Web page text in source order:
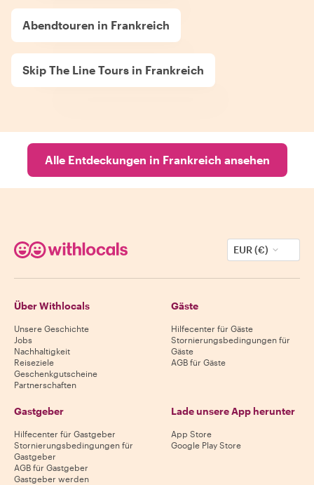
Abendtouren in Frankreich
Skip The Line Tours in Frankreich
Alle Entdeckungen in Frankreich ansehen
EUR (€)
Über Withlocals
Unsere Geschichte
Jobs
Nachhaltigkeit
Reiseziele
Geschenkgutscheine
Partnerschaften
Gäste
Hilfecenter für Gäste
Stornierungsbedingungen für
Gäste
AGB für Gäste
Gastgeber
Hilfecenter für Gastgeber
Stornierungsbedingungen für
Gastgeber
AGB für Gastgeber
Gastgeber werden
Lade unsere App herunter
App Store
Google Play Store